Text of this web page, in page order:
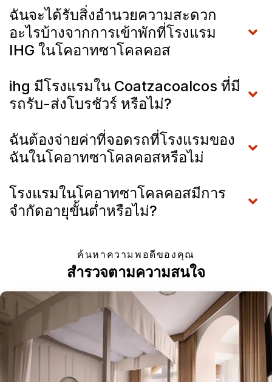
ฉันจะได้รับสิ่งอำนวยความสะดวก
อะไรบ้างจากการเข้าพักที่โรงแรม
IHG ในโคอาทซาโคลคอส
ihg มีโรงแรมใน Coatzacoalcos ที่มี
รถรับ-ส่งโบรชัวร์ หรือไม่?
ฉันต้องจ่ายค่าที่จอดรถที่โรงแรมของ
ฉันในโคอาทซาโคลคอสหรือไม่
โรงแรมในโคอาทซาโคลคอสมีการ
จำกัดอายุขั้นต่ำหรือไม่?
ค้นหาความพอดีของคุณ
สำรวจตามความสนใจ